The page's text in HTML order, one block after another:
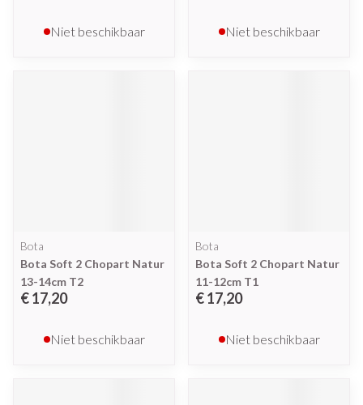
Niet beschikbaar Niet beschikbaar
Bota
Bota Soft 2 Chopart Natur
13-14cm T2
€ 17,20
Niet beschikbaar
Bota
Bota Soft 2 Chopart Natur
11-12cm T1
€ 17,20
Niet beschikbaar